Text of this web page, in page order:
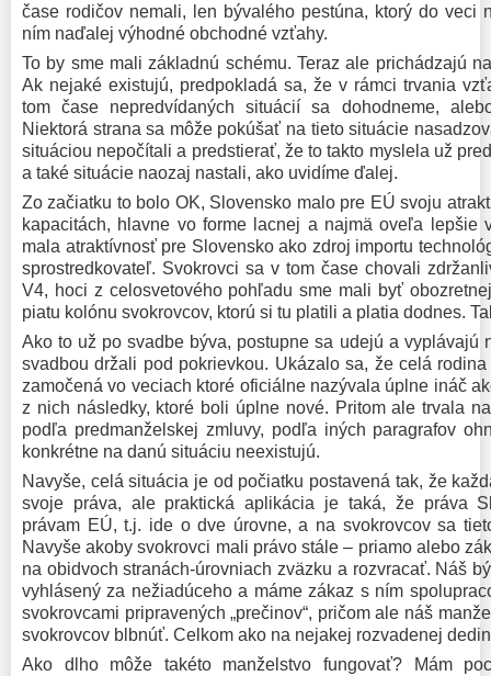
čase rodičov nemali, len bývalého pestúna, ktorý do veci
ním naďalej výhodné obchodné vzťahy.
To by sme mali základnú schému. Teraz ale prichádzajú
Ak nejaké existujú, predpokladá sa, že v rámci trvania
tom čase nepredvídaných situácií sa dohodneme,
Niektorá strana sa môže pokúšať na tieto situácie
situáciou nepočítali a predstierať, že to takto myslela už
a také situácie naozaj nastali, ako uvidíme ďalej.
Zo začiatku to bolo OK, Slovensko malo pre EÚ svoju
kapacitách, hlavne vo forme lacnej a najmä oveľa lepšie
mala atraktívnosť pre Slovensko ako zdroj importu
sprostredkovateľ. Svokrovci sa v tom čase chovali
V4, hoci z celosvetového pohľadu sme mali byť
piatu kolónu svokrovcov, ktorú si tu platili a platia dodnes.
Ako to už po svadbe býva, postupne sa udejú a vyplávajú
svadbou držali pod pokrievkou. Ukázalo sa, že celá
zamočená vo veciach ktoré oficiálne nazývala úplne ináč
z nich následky, ktoré boli úplne nové. Pritom ale trvala
podľa predmanželskej zmluvy, podľa iných paragrafov
konkrétne na danú situáciu neexistujú.
Navyše, celá situácia je od počiatku postavená tak, že
svoje práva, ale praktická aplikácia je taká, že práva
právam EÚ, t.j. ide o dve úrovne, a na svokrovcov sa
Navyše akoby svokrovci mali právo stále – priamo alebo
na obidvoch stranách-úrovniach zväzku a rozvracať. Náš
vyhlásený za nežiadúceho a máme zákaz s ním
svokrovcami pripravených „prečinov“, pričom ale náš
svokrovcov blbnúť. Celkom ako na nejakej rozvadenej
Ako dlho môže takéto manželstvo fungovať? Mám